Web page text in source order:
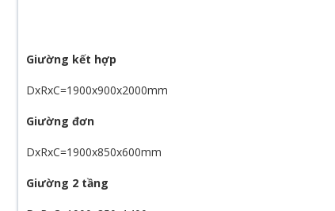
Giường kết hợp
DxRxC=1900x900x2000mm
Giường đơn
DxRxC=1900x850x600mm
Giường 2 tầng